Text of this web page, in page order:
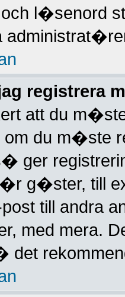
l�senord
registrera
att du
om du m�ste
ger
g�ster, till
till andra
med mera.
det